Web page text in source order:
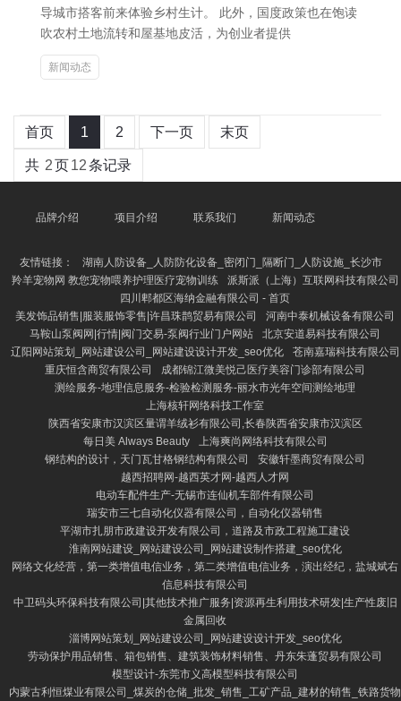
导城市搭客前来体验乡村生计。 此外，国度政策也在饱读
吹农村土地流转和屋基地皮活，为创业者提供
新闻动态
首页 1 2 下一页 末页
共 2页12条记录
品牌介绍 项目介绍 联系我们 新闻动态
友情链接：
湖南人防设备_人防防化设备_密闭门_隔断门_人防设施_长沙市
羚羊宠物网 教您宠物喂养护理医疗宠物训练
派斯派（上海）互联网科技有限公司
四川郫都区海纳金融有限公司 - 首页
美发饰品销售|服装服饰零售|许昌珠鹊贸易有限公司
河南中泰机械设备有限公司
马鞍山泵阀网|行情|阀门交易-泵阀行业门户网站
北京安道易科技有限公司
辽阳网站策划_网站建设公司_网站建设设计开发_seo优化
苍南嘉瑞科技有限公司
重庆恒含商贸有限公司
成都锦江微美悦己医疗美容门诊部有限公司
测绘服务-地理信息服务-检验检测服务-丽水市光年空间测绘地理
上海核轩网络科技工作室
陕西省安康市汉滨区量谓羊绒衫有限公司,长春陕西省安康市汉滨区
每日美 Always Beauty
上海爽尚网络科技有限公司
钢结构的设计，天门瓦甘格钢结构有限公司
安徽轩墨商贸有限公司
越西招聘网-越西英才网-越西人才网
电动车配件生产-无锡市连仙机车部件有限公司
瑞安市三七自动化仪器有限公司，自动化仪器销售
平湖市扎朋市政建设开发有限公司，道路及市政工程施工建设
淮南网站建设_网站建设公司_网站建设制作搭建_seo优化
网络文化经营，第一类增值电信业务，第二类增值电信业务，演出经纪，盐城斌右
信息科技有限公司
中卫码头环保科技有限公司|其他技术推广服务|资源再生利用技术研发|生产性废旧
金属回收
淄博网站策划_网站建设公司_网站建设设计开发_seo优化
劳动保护用品销售、箱包销售、建筑装饰材料销售、丹东朱蓬贸易有限公司
模型设计-东莞市义高模型科技有限公司
内蒙古利恒煤业有限公司_煤炭的仓储_批发_销售_工矿产品_建材的销售_铁路货物